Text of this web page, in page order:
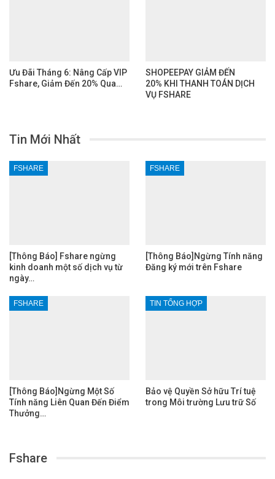
Ưu Đãi Tháng 6: Nâng Cấp VIP
Fshare, Giảm Đến 20% Qua…
SHOPEEPAY GIẢM ĐẾN
20% KHI THANH TOÁN DỊCH
VỤ FSHARE
Tin Mới Nhất
FSHARE
[Thông Báo] Fshare ngừng
kinh doanh một số dịch vụ từ
ngày…
FSHARE
[Thông Báo]Ngừng Tính năng
Đăng ký mới trên Fshare
FSHARE
[Thông Báo]Ngừng Một Số
Tính năng Liên Quan Đến Điểm
Thưởng…
TIN TỔNG HỢP
Bảo vệ Quyền Sở hữu Trí tuệ
trong Môi trường Lưu trữ Số
Fshare